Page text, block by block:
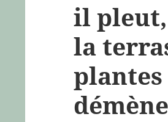
il
la